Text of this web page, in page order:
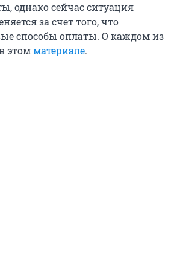
однако сейчас ситуация
за счет того, что
способы оплаты. О каждом из
этомматериале.